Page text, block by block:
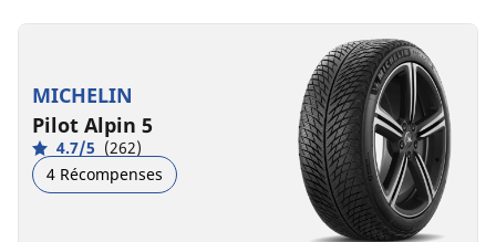
MICHELIN
Pilot Alpin 5
4.7/5 (262)
4 Récompenses